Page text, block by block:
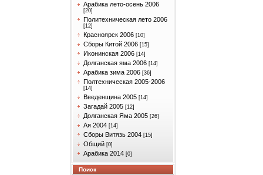
Арабика лето-осень 2006
[20]
Политехническая лето 2006
[12]
Красноярск 2006 [10]
Сборы Китой 2006 [15]
Иконинская 2006 [14]
Долганская яма 2006 [14]
Арабика зима 2006 [36]
Полтехническая 2005-2006
[14]
Введенщина 2005 [14]
Загадай 2005 [12]
Долганская Яма 2005 [26]
Ая 2004 [14]
Сборы Витязь 2004 [15]
Общий [0]
Арабика 2014 [0]
Поиск